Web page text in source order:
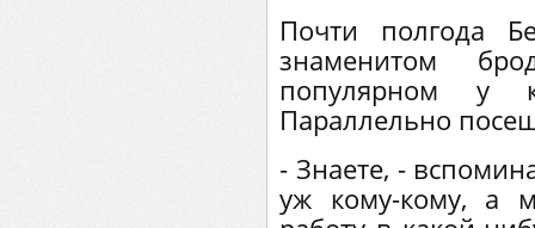
Почти полгода
знаменитом
популярном у
Параллельно
- Знаете, -
уж кому-кому, а